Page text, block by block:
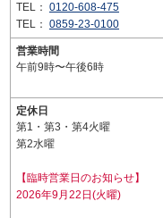
TEL： 0120-608-475
TEL： 0859-23-0100
営業時間
午前9時〜午後6時
定休日
第1・第3・第4火曜
第2水曜
【臨時営業日のお知らせ】
2026年9月22日(火曜)